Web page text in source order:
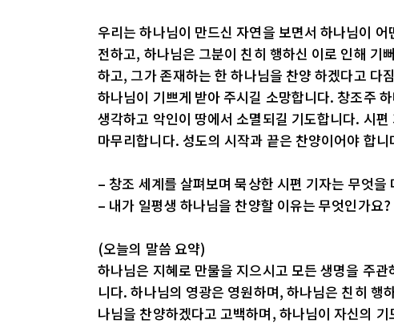
우리는 하나님이 만드신 자연을 보면서 하나님이
전하고, 하나님은 그분이 친히 행하신 이로 인해 기
하고, 그가 존재하는 한 하나님을 찬양 하겠다고 다
하나님이 기쁘게 받아 주시길 소망합니다. 창조주
생각하고 악인이 땅에서 소멸되길 기도합니다. 시
마무리합니다. 성도의 시작과 끝은 찬양이어야 합니
– 창조 세계를 살펴보며 묵상한 시편 기자는 무엇을
– 내가 일평생 하나님을 찬양할 이유는 무엇인가요?
(오늘의 말씀 요약)
하나님은 지혜로 만물을 지으시고 모든 생명을 주
니다. 하나님의 영광은 영원하며, 하나님은 친히 행
나님을 찬양하겠다고 고백하며, 하나님이 자신의